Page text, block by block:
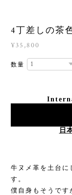
4丁差しの茶
¥35,800
数量
日
牛ヌメ革を土台に
す。
僕自身もそうです